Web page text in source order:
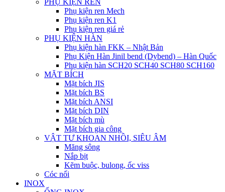
PHỤ KIỆN REN
Phụ kiện ren Mech
Phụ kiện ren K1
Phụ kiện ren giá rẻ
PHỤ KIỆN HÀN
Phụ kiện hàn FKK – Nhật Bản
Phụ Kiện Hàn Jinil bend (Dybend) – Hàn Quốc
Phụ kiện hàn SCH20 SCH40 SCH80 SCH160
MẶT BÍCH
Mặt bích JIS
Mặt bích BS
Mặt bích ANSI
Mặt bích DIN
Mặt bích mù
Mặt bích gia công
VẬT TƯ KHOAN NHỒI, SIÊU ÂM
Măng sông
Nắp bịt
Kẽm buộc, bulong, ốc viss
Cóc nối
INOX